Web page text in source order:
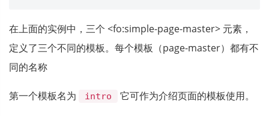
在上面的实例中，三个 <fo:simple-page-master> 元素，
定义了三个不同的模板。每个模板（page-master）都有不
同的名称
第一个模板名为 intro 它可作为介绍页面的模板使用。